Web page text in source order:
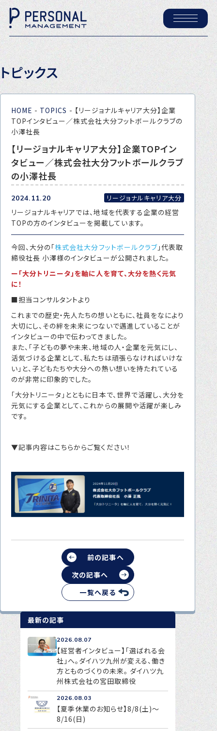
ホーム
パーソナル・マネジメントについて
会社概要
採用情報
トピックス
P-maneコラム
ニュース
転職をお考えの方へ
転職エージェントサービス
転職相談会
転職者の声
キャリア採用をお考えの企業様へ
選ばれる４つの理由
４つの特長で解決
独自の採用スキーム
お問い合わせ
プライバシーポリシー
トピックス
HOME - TOPICS - 【リージョナルキャリア大分】企業
TOPインタビュー／株式会社大分フットボールクラブの
小澤社長
【リージョナルキャリア大分】企業TOPイン
タビュー／株式会社大分フットボールクラブ
の小澤社長
2024.11.20 リージョナルキャリア大分
リージョナルキャリアでは、地域を代表する企業の経営
TOPの方のインタビューを掲載しています。
今回、大分の「株式会社大分フットボールクラブ」代表取
締役社長 小澤様のインタビューが公開されました。
ー「大分トリニータ」を軸に人を育て、大分を熱く元気
に！
■担当コンサルタントより
これまでの歴史・先人たちの想いともに、社員をなにより
大切にし、その絆を未来につないで邁進していることが
インタビューの中で伝わってきました。
また、「子どもの夢や未来、地域の人・企業を元気にし、
活気づける企業として、私たちは頑張らなければいけな
い」と、子どもたちや大分への熱い想いを持たれている
のが非常に印象的でした。
「大分トリニータ」とともに日本で、世界で活躍し、大分を
元気にする企業として、これからの展開や活躍が楽しみ
です。
▼記事内容はこちらからご覧ください！
前の記事へ
一覧へ戻る
次の記事へ
最新の記事
2026.08.07
【経営者インタビュー】「選ばれる会
社」へ。ダイハツ九州が変える、働き
方とものづくりの未来。 ダイハツ九
州株式会社の宮田取締役
2026.08.03
【夏季休業のお知らせ】8/8(土)～
8/16(日)